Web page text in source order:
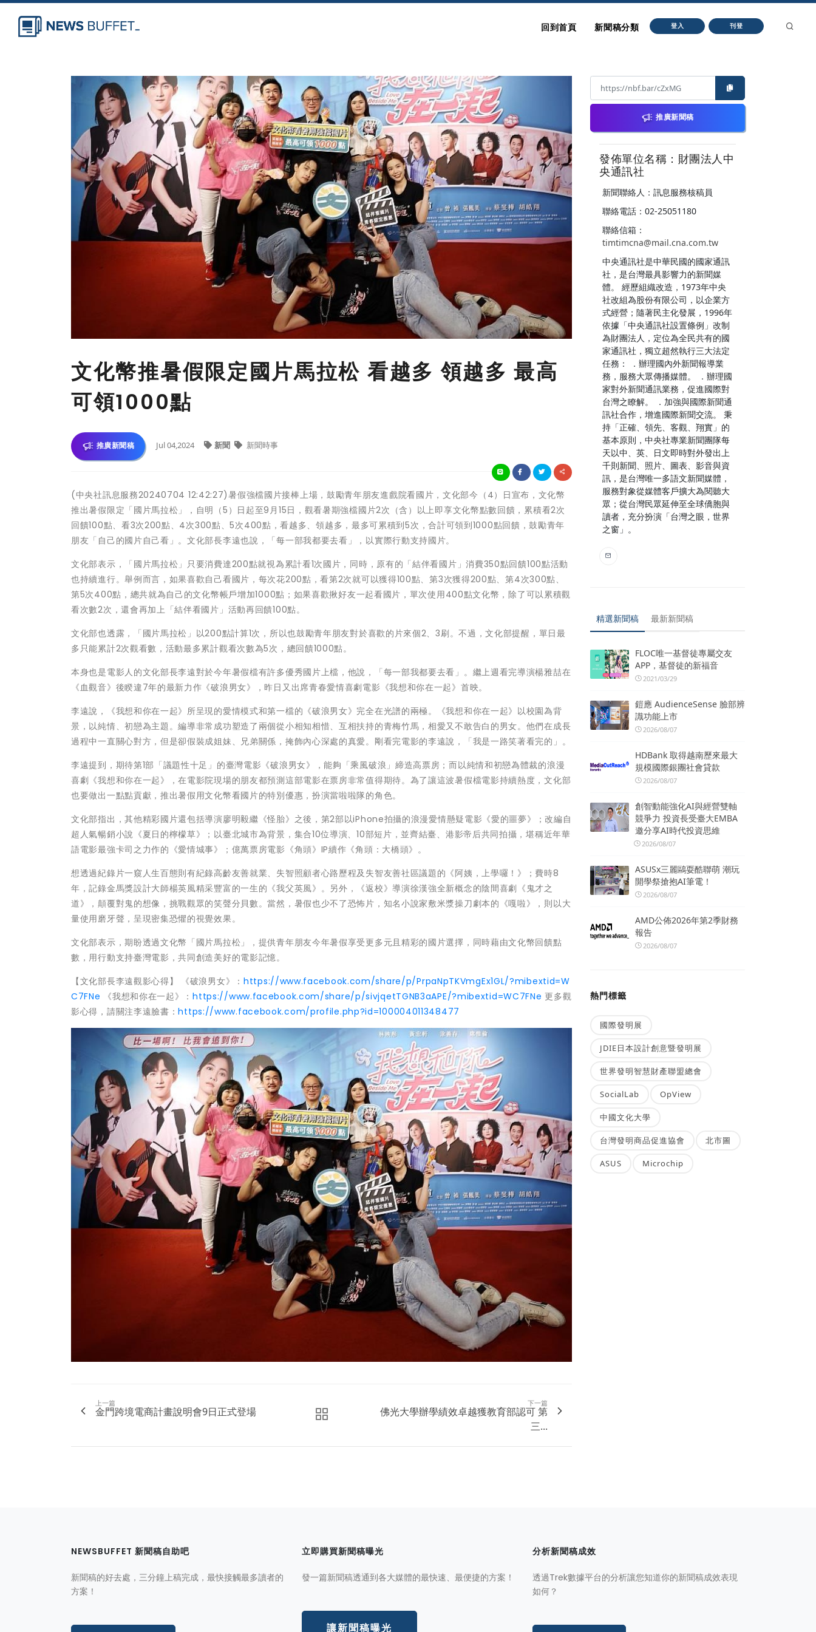
回到首頁 新聞稿分類 登入 刊登
文化幣推暑假限定國片馬拉松 看越多 領越多 最高
可領1000點
推廣新聞稿 Jul 04,2024 新聞 新聞時事
(中央社訊息服務20240704 12:42:27)暑假強檔國片接棒上場，鼓勵青年朋友進戲院看國片，文化部今（4）日宣布，文化幣
推出暑假限定「國片馬拉松」，自明（5）日起至9月15日，觀看暑期強檔國片2次（含）以上即享文化幣點數回饋，累積看2次
回饋100點、看3次200點、4次300點、5次400點，看越多、領越多，最多可累積到5次，合計可領到1000點回饋，鼓勵青年
朋友「自己的國片自己看」。文化部長李遠也說，「每一部我都要去看」，以實際行動支持國片。
文化部表示，「國片馬拉松」只要消費達200點就視為累計看1次國片，同時，原有的「結伴看國片」消費350點回饋100點活動
也持續進行。舉例而言，如果喜歡自己看國片，每次花200點，看第2次就可以獲得100點、第3次獲得200點、第4次300點、
第5次400點，總共就為自己的文化幣帳戶增加1000點；如果喜歡揪好友一起看國片，單次使用400點文化幣，除了可以累積觀
看次數2次，還會再加上「結伴看國片」活動再回饋100點。
文化部也透露，「國片馬拉松」以200點計算1次，所以也鼓勵青年朋友對於喜歡的片來個2、3刷。不過，文化部提醒，單日最
多只能累計2次觀看數，活動最多累計觀看次數為5次，總回饋1000點。
本身也是電影人的文化部長李遠對於今年暑假檔有許多優秀國片上檔，他說，「每一部我都要去看」。繼上週看完導演楊雅喆在
《血觀音》後睽違7年的最新力作《破浪男女》，昨日又出席青春愛情喜劇電影《我想和你在一起》首映。
李遠說，《我想和你在一起》所呈現的愛情模式和第一檔的《破浪男女》完全在光譜的兩極。《我想和你在一起》以校園為背
景，以純情、初戀為主題。編導非常成功塑造了兩個從小相知相惜、互相扶持的青梅竹馬，相愛又不敢告白的男女。他們在成長
過程中一直關心對方，但是卻假裝成姐妹、兄弟關係，掩飾內心深處的真愛。剛看完電影的李遠說，「我是一路笑著看完的」。
李遠提到，期待第1部「議題性十足」的臺灣電影《破浪男女》，能夠「乘風破浪」締造高票房；而以純情和初戀為體裁的浪漫
喜劇《我想和你在一起》，在電影院現場的朋友都預測這部電影在票房非常值得期待。為了讓這波暑假檔電影持續熱度，文化部
也要做出一點點貢獻，推出暑假用文化幣看國片的特別優惠，扮演當啦啦隊的角色。
文化部指出，其他精彩國片還包括導演廖明毅繼《怪胎》之後，第2部以iPhone拍攝的浪漫愛情懸疑電影《愛的噩夢》；改編自
超人氣暢銷小說《夏日的檸檬草》；以臺北城市為背景，集合10位導演、10部短片，並齊結臺、港影帝后共同拍攝，堪稱近年華
語電影最強卡司之力作的《愛情城事》；億萬票房電影《角頭》IP續作《角頭：大橋頭》。
想透過紀錄片一窺人生百態則有紀錄高齡友善就業、失智照顧者心路歷程及失智友善社區議題的《阿姨，上學囉！》；費時8
年，記錄金馬獎設計大師楊英風精采豐富的一生的《我父英風》。另外，《返校》導演徐漢強全新概念的陰間喜劇《鬼才之
道》，顛覆對鬼的想像，挑戰觀眾的笑聲分貝數。當然，暑假也少不了恐怖片，知名小說家敷米漿操刀劇本的《嘎啦》，則以大
量使用磨牙聲，呈現密集恐懼的視覺效果。
文化部表示，期盼透過文化幣「國片馬拉松」，提供青年朋友今年暑假享受更多元且精彩的國片選擇，同時藉由文化幣回饋點
數，用行動支持臺灣電影，共同創造美好的電影記憶。
【文化部長李遠觀影心得】 《破浪男女》： https://www.facebook.com/share/p/PrpaNpTKVmgEx1GL/?mibextid=W
C7FNe 《我想和你在一起》：https://www.facebook.com/share/p/sivjqetTGNB3aAPE/?mibextid=WC7FNe 更多觀
影心得，請關注李遠臉書：https://www.facebook.com/profile.php?id=100004011348477
上一篇
金門跨境電商計畫說明會9日正式登場
下一篇
佛光大學辦學績效卓越獲教育部認可 第
三...
推廣新聞稿
發佈單位名稱：財團法人中
央通訊社
新聞聯絡人：訊息服務核稿員
聯絡電話：02-25051180
聯絡信箱：
timtimcna@mail.cna.com.tw
中央通訊社是中華民國的國家通訊
社，是台灣最具影響力的新聞媒
體。 經歷組織改造，1973年中央
社改組為股份有限公司，以企業方
式經營；隨著民主化發展，1996年
依據「中央通訊社設置條例」改制
為財團法人，定位為全民共有的國
家通訊社，獨立超然執行三大法定
任務： ．辦理國內外新聞報導業
務，服務大眾傳播媒體。 ．辦理國
家對外新聞通訊業務，促進國際對
台灣之瞭解。 ．加強與國際新聞通
訊社合作，增進國際新聞交流。 秉
持「正確、領先、客觀、翔實」的
基本原則，中央社專業新聞團隊每
天以中、英、日文即時對外發出上
千則新聞、照片、圖表、影音與資
訊，是台灣唯一多語文新聞媒體，
服務對象從媒體客戶擴大為閱聽大
眾；從台灣民眾延伸至全球僑胞與
讀者，充分扮演「台灣之眼，世界
之窗」。
精選新聞稿 最新新聞稿
FLOC唯一基督徒專屬交友
APP，基督徒的新福音
2021/03/29
鎧應 AudienceSense 臉部辨
識功能上市
2026/08/07
HDBank 取得越南歷來最大
規模國際銀團社會貸款
2026/08/07
創智動能強化AI與經營雙軸
競爭力 投資長受臺大EMBA
邀分享AI時代投資思維
2026/08/07
ASUSx三麗鷗耍酷聯萌 潮玩
開學祭搶抱AI筆電！
2026/08/07
AMD公佈2026年第2季財務
報告
2026/08/07
熱門標籤
國際發明展
JDIE日本設計創意暨發明展
世界發明智慧財產聯盟總會
SocialLab OpView
中國文化大學
台灣發明商品促進協會 北市圖
ASUS Microchip
NEWSBUFFET 新聞稿自助吧
新聞稿的好去處，三分鐘上稿完成，最快接觸最多讀者的
方案！
立即購買新聞稿曝光
發一篇新聞稿透通到各大媒體的最快速、最便捷的方案！
讓新聞稿曝光
分析新聞稿成效
透過Trek數據平台的分析讓您知道你的新聞稿成效表現
如何？